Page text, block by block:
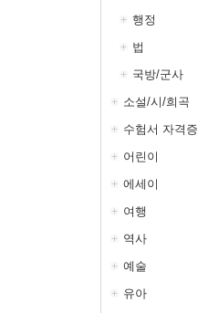
행정
법
국방/군사
소설/시/희곡
수험서 자격증
어린이
에세이
여행
역사
예술
유아